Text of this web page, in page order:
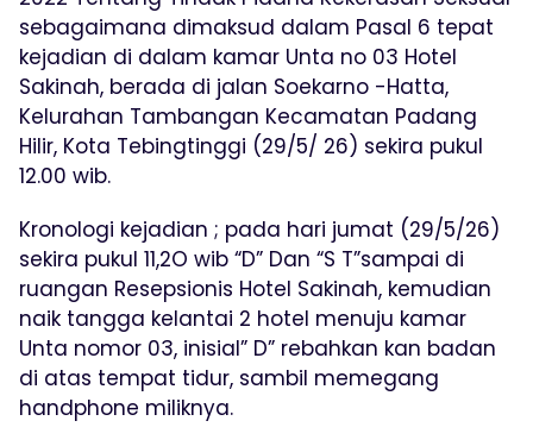
sebagaimana dimaksud dalam Pasal 6 tepat
kejadian di dalam kamar Unta no 03 Hotel
Sakinah, berada di jalan Soekarno -Hatta,
Kelurahan Tambangan Kecamatan Padang
Hilir, Kota Tebingtinggi (29/5/ 26) sekira pukul
12.00 wib.
Kronologi kejadian ; pada hari jumat (29/5/26)
sekira pukul 11,2O wib “D” Dan “S T”sampai di
ruangan Resepsionis Hotel Sakinah, kemudian
naik tangga kelantai 2 hotel menuju kamar
Unta nomor 03, inisial” D” rebahkan kan badan
di atas tempat tidur, sambil memegang
handphone miliknya.